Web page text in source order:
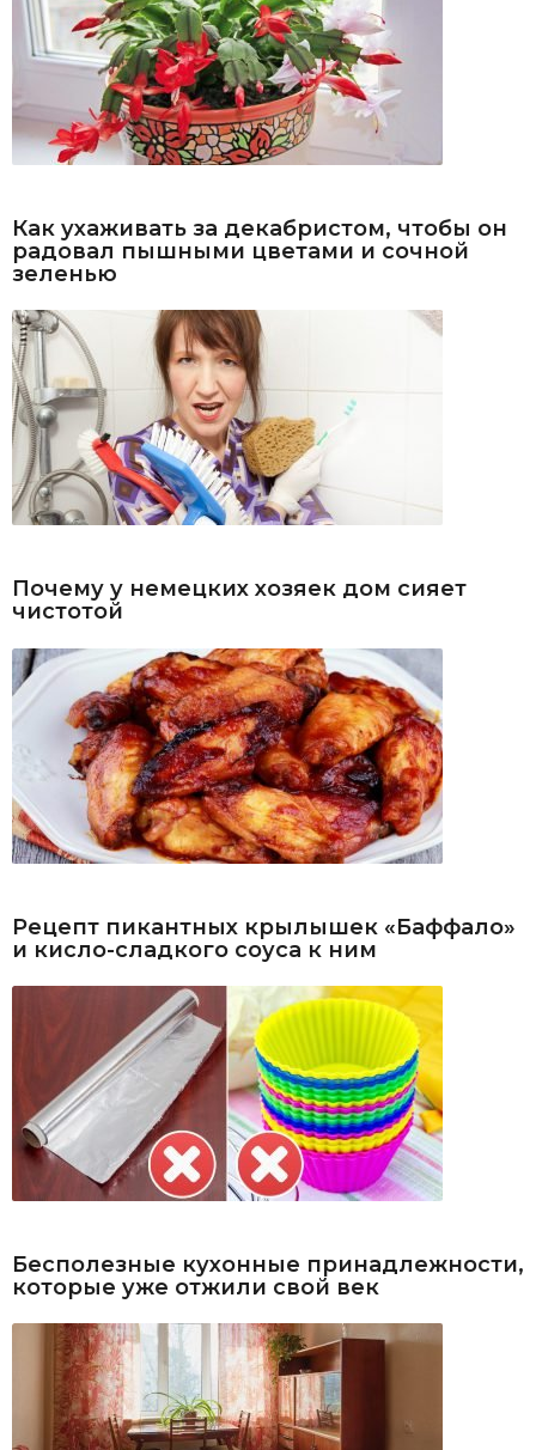
Как ухаживать за декабристом, чтобы он
радовал пышными цветами и сочной
зеленью
Почему у немецких хозяек дом сияет
чистотой
Рецепт пикантных крылышек «Баффало»
и кисло-сладкого соуса к ним
Бесполезные кухонные принадлежности,
которые уже отжили свой век